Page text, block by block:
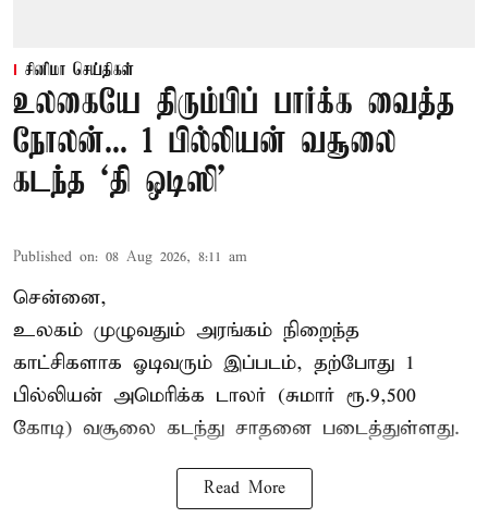
சினிமா செய்திகள்
உலகையே திரும்பிப் பார்க்க வைத்த
நோலன்... 1 பில்லியன் வசூலை
கடந்த ‘தி ஒடிஸி’
Published on: 08 Aug 2026, 8:11 am
சென்னை,
உலகம் முழுவதும் அரங்கம் நிறைந்த
காட்சிகளாக ஓடிவரும் இப்படம், தற்போது 1
பில்லியன் அமெரிக்க டாலர் (சுமார் ரூ.9,500
கோடி) வசூலை கடந்து சாதனை படைத்துள்ளது.
Read More